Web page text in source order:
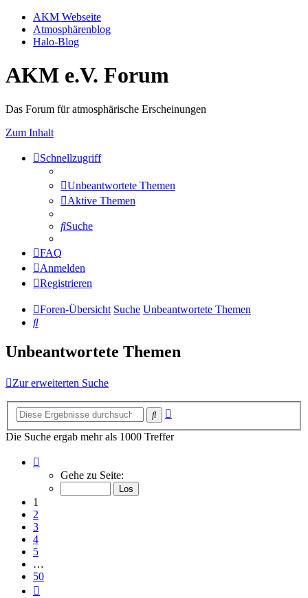
AKM Webseite
Atmosphärenblog
Halo-Blog
AKM e.V. Forum
Das Forum für atmosphärische Erscheinungen
Zum Inhalt
Schnellzugriff
Unbeantwortete Themen
Aktive Themen
Suche
FAQ
Anmelden
Registrieren
Foren-Übersicht Suche Unbeantwortete Themen
Suche
Unbeantwortete Themen
Zur erweiterten Suche
Suche
Die Suche ergab mehr als 1000 Treffer
von
Gehe zu Seite:
1
2
3
4
5
…
50